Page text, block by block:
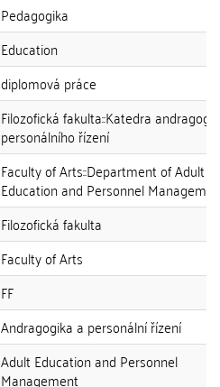
Pedagogika
Education
diplomová práce
Filozofická fakulta::Katedra
personálního řízení
Faculty of Arts::Department of Adult
Education and Personnel
Filozofická fakulta
Faculty of Arts
FF
Andragogika a personální řízení
Adult Education and Personnel
Management